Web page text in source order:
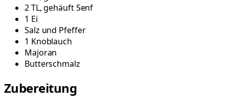
2TL, gehäuftSenf
1 Ei
Salz und Pfeffer
1 Knoblauch
Majoran
Butterschmalz
Zubereitung